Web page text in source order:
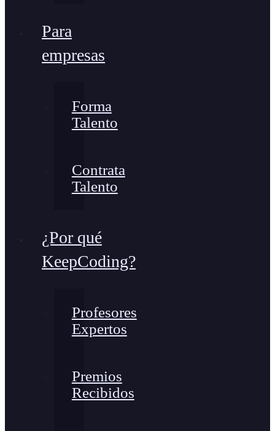
Para
empresas
Forma
Talento
Contrata
Talento
¿Por qué
KeepCoding?
Profesores
Expertos
Premios
Recibidos